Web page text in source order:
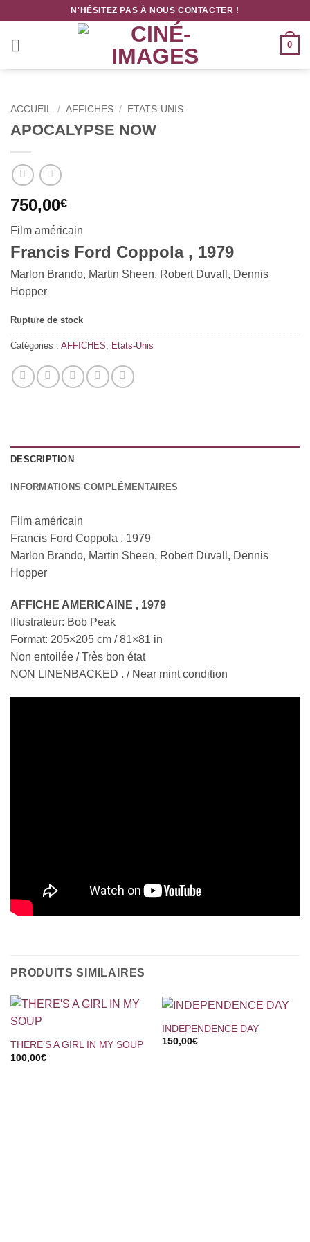
contenu
N'HÉSITEZ PAS À NOUS CONTACTER !
0
ACCUEIL / AFFICHES / ETATS-UNIS
APOCALYPSE NOW
750,00€
Film américain
Francis Ford Coppola , 1979
Marlon Brando, Martin Sheen, Robert Duvall, Dennis
Hopper
Rupture de stock
Catégories : AFFICHES, Etats-Unis
DESCRIPTION
INFORMATIONS COMPLÉMENTAIRES
Film américain
Francis Ford Coppola , 1979
Marlon Brando, Martin Sheen, Robert Duvall, Dennis
Hopper
A FFICHE AMERICAINE , 1979
Illustrateur: Bob Peak
Format: 205×205 cm / 81×81 in
Non entoilée / Très bon état
NON LINENBACKED . / Near mint condition
PRODUITS SIMILAIRES
THERE’S A GIRL IN MY SOUP
100,00€
INDEPENDENCE DAY
150,00€